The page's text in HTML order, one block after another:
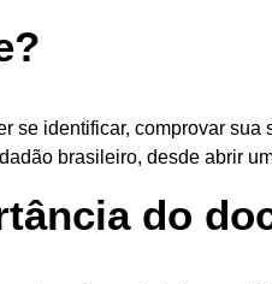
se identificar, comprovar
brasileiro, desde abrir
do